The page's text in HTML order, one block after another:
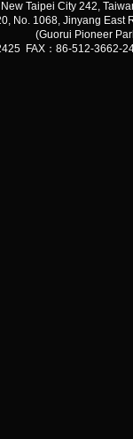
Taipei City 242,
No. 1068, Jinyang
(Guorui Pioneer
FAX：86-512-3662-